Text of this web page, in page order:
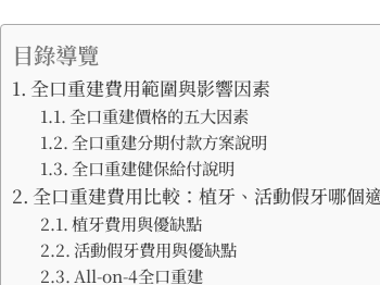
目錄導覽
全口重建費用範圍與影響因素
全口重建價格的五大因素
全口重建分期付款方案說明
全口重建健保給付說明
全口重建費用比較：植牙、活動假牙哪個
植牙費用與優缺點
活動假牙費用與優缺點
All-on-4全口重建